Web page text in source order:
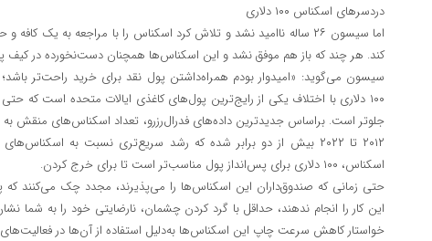
دردسرهای اسکناس ۱۰۰ دلاری
اما سیسون ۲۶ ساله ناامید نشد و تلاش کرد اسکناس را با مراجعه به
کند. هر چند که باز هم موفق نشد و این اسکناس‌ها همچنان دست‌نخورده در کیف
سیسون می‌گوید: «امیدوار بودم همراه‌داشتن پول نقد برای خرید راحت‌تر باشد؛
۱۰۰ دلاری با اختلاف یکی از رایج‌ترین پول‌های کاغذی ایالات متحده است که
جلوتر است. براساس جدیدترین داده‌های فدرال‌رزرو، تعداد اسکناس‌های منقش به
۲۰۱۲ تا ۲۰۲۲ بیش از دو برابر شده که رشد سریع‌تری نسبت به
اسکناس، ۱۰۰ دلاری برای پس‌انداز پول مناسب‌تر است تا برای خرج کردن.
حتی زمانی که صندوق‌داران این اسکناس‌ها را می‌پذیرند، مجدد چک می‌کنند که
این کار را انجام ندهند، حداقل با گرد کردن چشمان، نارضایتی خود را به شما
خواستار کاهش سرعت چاپ این اسکناس‌ها به‌دلیل استفاده از آن‌ها در فعالیت‌های